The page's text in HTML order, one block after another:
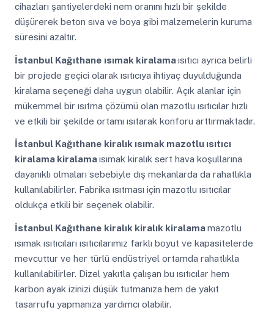
cihazları şantiyelerdeki nem oranını hızlı bir şekilde
düşürerek beton sıva ve boya gibi malzemelerin kuruma
süresini azaltır.
İstanbul Kağıthane ısımak kiralamaısıtıcı ayrıca belirli
bir projede geçici olarak ısıtıcıya ihtiyaç duyulduğunda
kiralama seçeneği daha uygun olabilir. Açık alanlar için
mükemmel bir ısıtma çözümü olan mazotlu ısıtıcılar hızlı
ve etkili bir şekilde ortamı ısıtarak konforu arttırmaktadır.
İstanbul Kağıthane kiralık ısımak mazotlu ısıtıcı
kiralama kiralamaısımak kiralık sert hava koşullarına
dayanıklı olmaları sebebiyle dış mekanlarda da rahatlıkla
kullanılabilirler. Fabrika ısıtması için mazotlu ısıtıcılar
oldukça etkili bir seçenek olabilir.
İstanbul Kağıthane kiralık kiralık kiralamamazotlu
ısımak ısıtıcıları ısıtıcılarımız farklı boyut ve kapasitelerde
mevcuttur ve her türlü endüstriyel ortamda rahatlıkla
kullanılabilirler. Dizel yakıtla çalışan bu ısıtıcılar hem
karbon ayak izinizi düşük tutmanıza hem de yakıt
tasarrufu yapmanıza yardımcı olabilir.